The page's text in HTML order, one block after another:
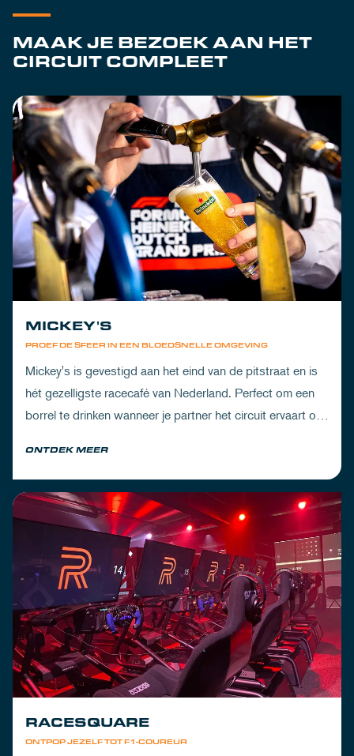
MAAK JE BEZOEK AAN HET
CIRCUIT COMPLEET
PROEF DE SFEER IN EEN BLOEDSNELLE OMGEVING
MICKEY'S
Mickey's is gevestigd aan het eind van de pitstraat en is
hét gezelligste racecafé van Nederland. Perfect om een
borrel te drinken wanneer je partner het circuit ervaart of
ONTDEK MEER
ONTPOP JEZELF TOT F1-COUREUR
RACESQUARE